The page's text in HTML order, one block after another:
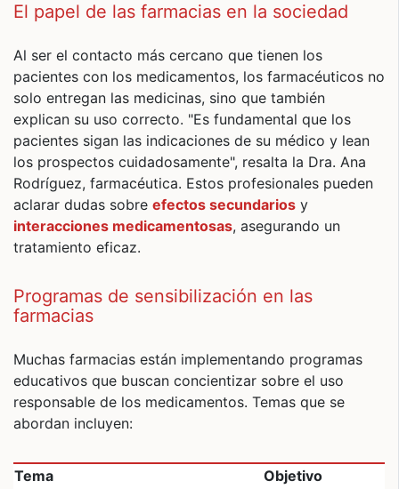
El papel de las farmacias en la sociedad
Al ser el contacto más cercano que tienen los
pacientes con los medicamentos, los farmacéuticos no
solo entregan las medicinas, sino que también
explican su uso correcto. "Es fundamental que los
pacientes sigan las indicaciones de su médico y lean
los prospectos cuidadosamente", resalta la Dra. Ana
Rodríguez, farmacéutica. Estos profesionales pueden
aclarar dudas sobre efectos secundarios y
interacciones medicamentosas, asegurando un
tratamiento eficaz.
Programas de sensibilización en las
farmacias
Muchas farmacias están implementando programas
educativos que buscan concientizar sobre el uso
responsable de los medicamentos. Temas que se
abordan incluyen:
Tema
Objetivo